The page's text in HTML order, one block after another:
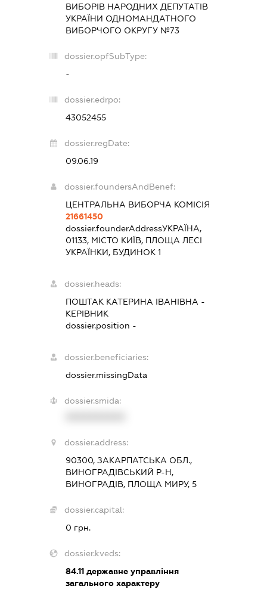
ВИБОРІВ НАРОДНИХ ДЕПУТАТІВ
УКРАЇНИ ОДНОМАНДАТНОГО
ВИБОРЧОГО ОКРУГУ №73
dossier.opfSubType:
-
dossier.edrpo:
43052455
dossier.regDate:
09.06.19
dossier.foundersAndBenef:
ЦЕНТРАЛЬНА ВИБОРЧА КОМІСІЯ
21661450
dossier.founderAddressУКРАЇНА,
01133, МІСТО КИЇВ, ПЛОЩА ЛЕСІ
УКРАЇНКИ, БУДИНОК 1
dossier.heads:
ПОШТАК КАТЕРИНА ІВАНІВНА -
КЕРІВНИК
dossier.position -
dossier.beneficiaries:
dossier.missingData
dossier.smida:
dossier.address:
90300, ЗАКАРПАТСЬКА ОБЛ.,
ВИНОГРАДІВСЬКИЙ Р-Н,
ВИНОГРАДІВ, ПЛОЩА МИРУ, 5
dossier.capital:
0 грн.
dossier.kveds:
84.11державне управління
загального характеру